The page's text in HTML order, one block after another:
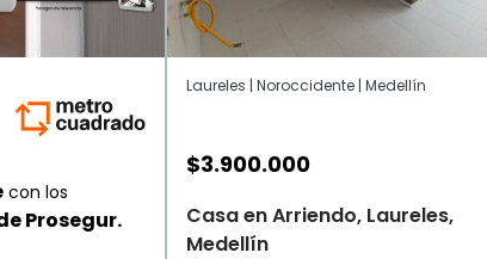
con los
Prosegur.
Laureles | Noroccidente | Medellín
$3.900.000
Casa en Arriendo, Laureles,
Medellín